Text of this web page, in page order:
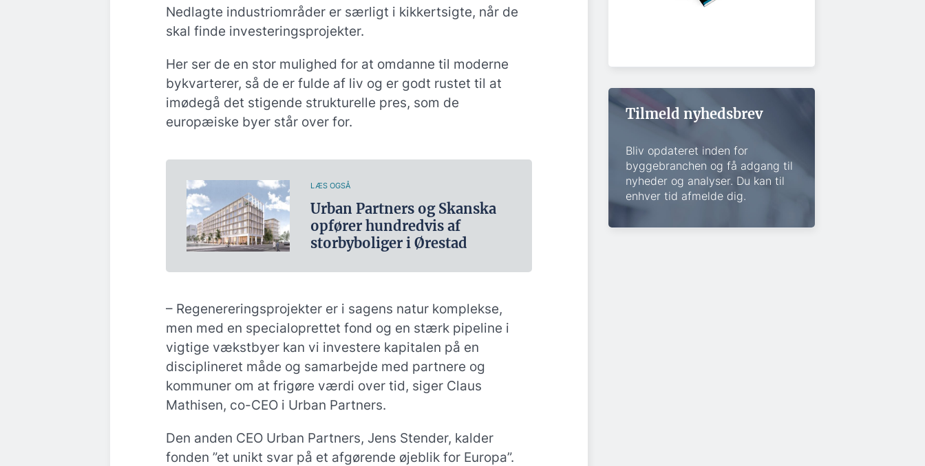
Nedlagte industriområder er særligt i kikkertsigte, når de
skal finde investeringsprojekter.
Her ser de en stor mulighed for at omdanne til moderne
bykvarterer, så de er fulde af liv og er godt rustet til at
imødegå det stigende strukturelle pres, som de
europæiske byer står over for.
LÆS OGSÅ
Urban Partners og Skanska
opfører hundredvis af
storbyboliger i Ørestad
– Regenereringsprojekter er i sagens natur komplekse,
men med en specialoprettet fond og en stærk pipeline i
vigtige vækstbyer kan vi investere kapitalen på en
disciplineret måde og samarbejde med partnere og
kommuner om at frigøre værdi over tid, siger Claus
Mathisen, co-CEO i Urban Partners.
Den anden CEO Urban Partners, Jens Stender, kalder
fonden ”et unikt svar på et afgørende øjeblik for Europa”.
Tilmeld nyhedsbrev
Bliv opdateret inden for
byggebranchen og få adgang til
nyheder og analyser. Du kan til
enhver tid afmelde dig.